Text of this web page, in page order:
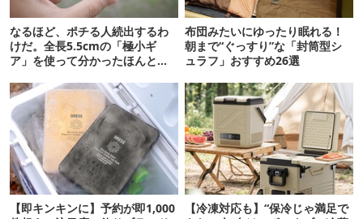
なるほど、ポチる人続出するわ
けだ。全長5.5cmの「極小ギ
ア」を使って分かったほんとの
布団みたいにゆったり眠れる！
朝まで“ぐっすり”な「封筒型シ
ュラフ」おすすめ26選
【即キンキンに】予約が即1,000
【冷凍対応も】“保冷じゃ満足で